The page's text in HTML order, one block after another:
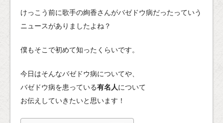
けっこう前に歌手の絢香さんがバゼドウ病だったっていう
ニュースがありましたよね？
僕もそこで初めて知ったくらいです。
今日はそんなバゼドウ病についてや、
バゼドウ病を患っている有名人について
お伝えしていきたいと思います！